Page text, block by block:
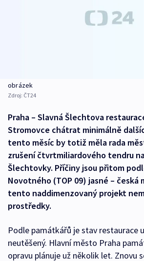
obrázek
Zdroj: ČT24
Praha – Slavná Šlechtova
Stromovce chátrat minimálně
tento měsíc by totiž měla rada
zrušení čtvrtmiliardového tendru
Šlechtovky. Příčiny jsou přitom
Novotného (TOP 09) jasné – česká
tento naddimenzovaný projekt
prostředky.
Podle památkářů je stav restaurace
neutěšený. Hlavní město Praha
opravu plánuje už několik let. Znovu